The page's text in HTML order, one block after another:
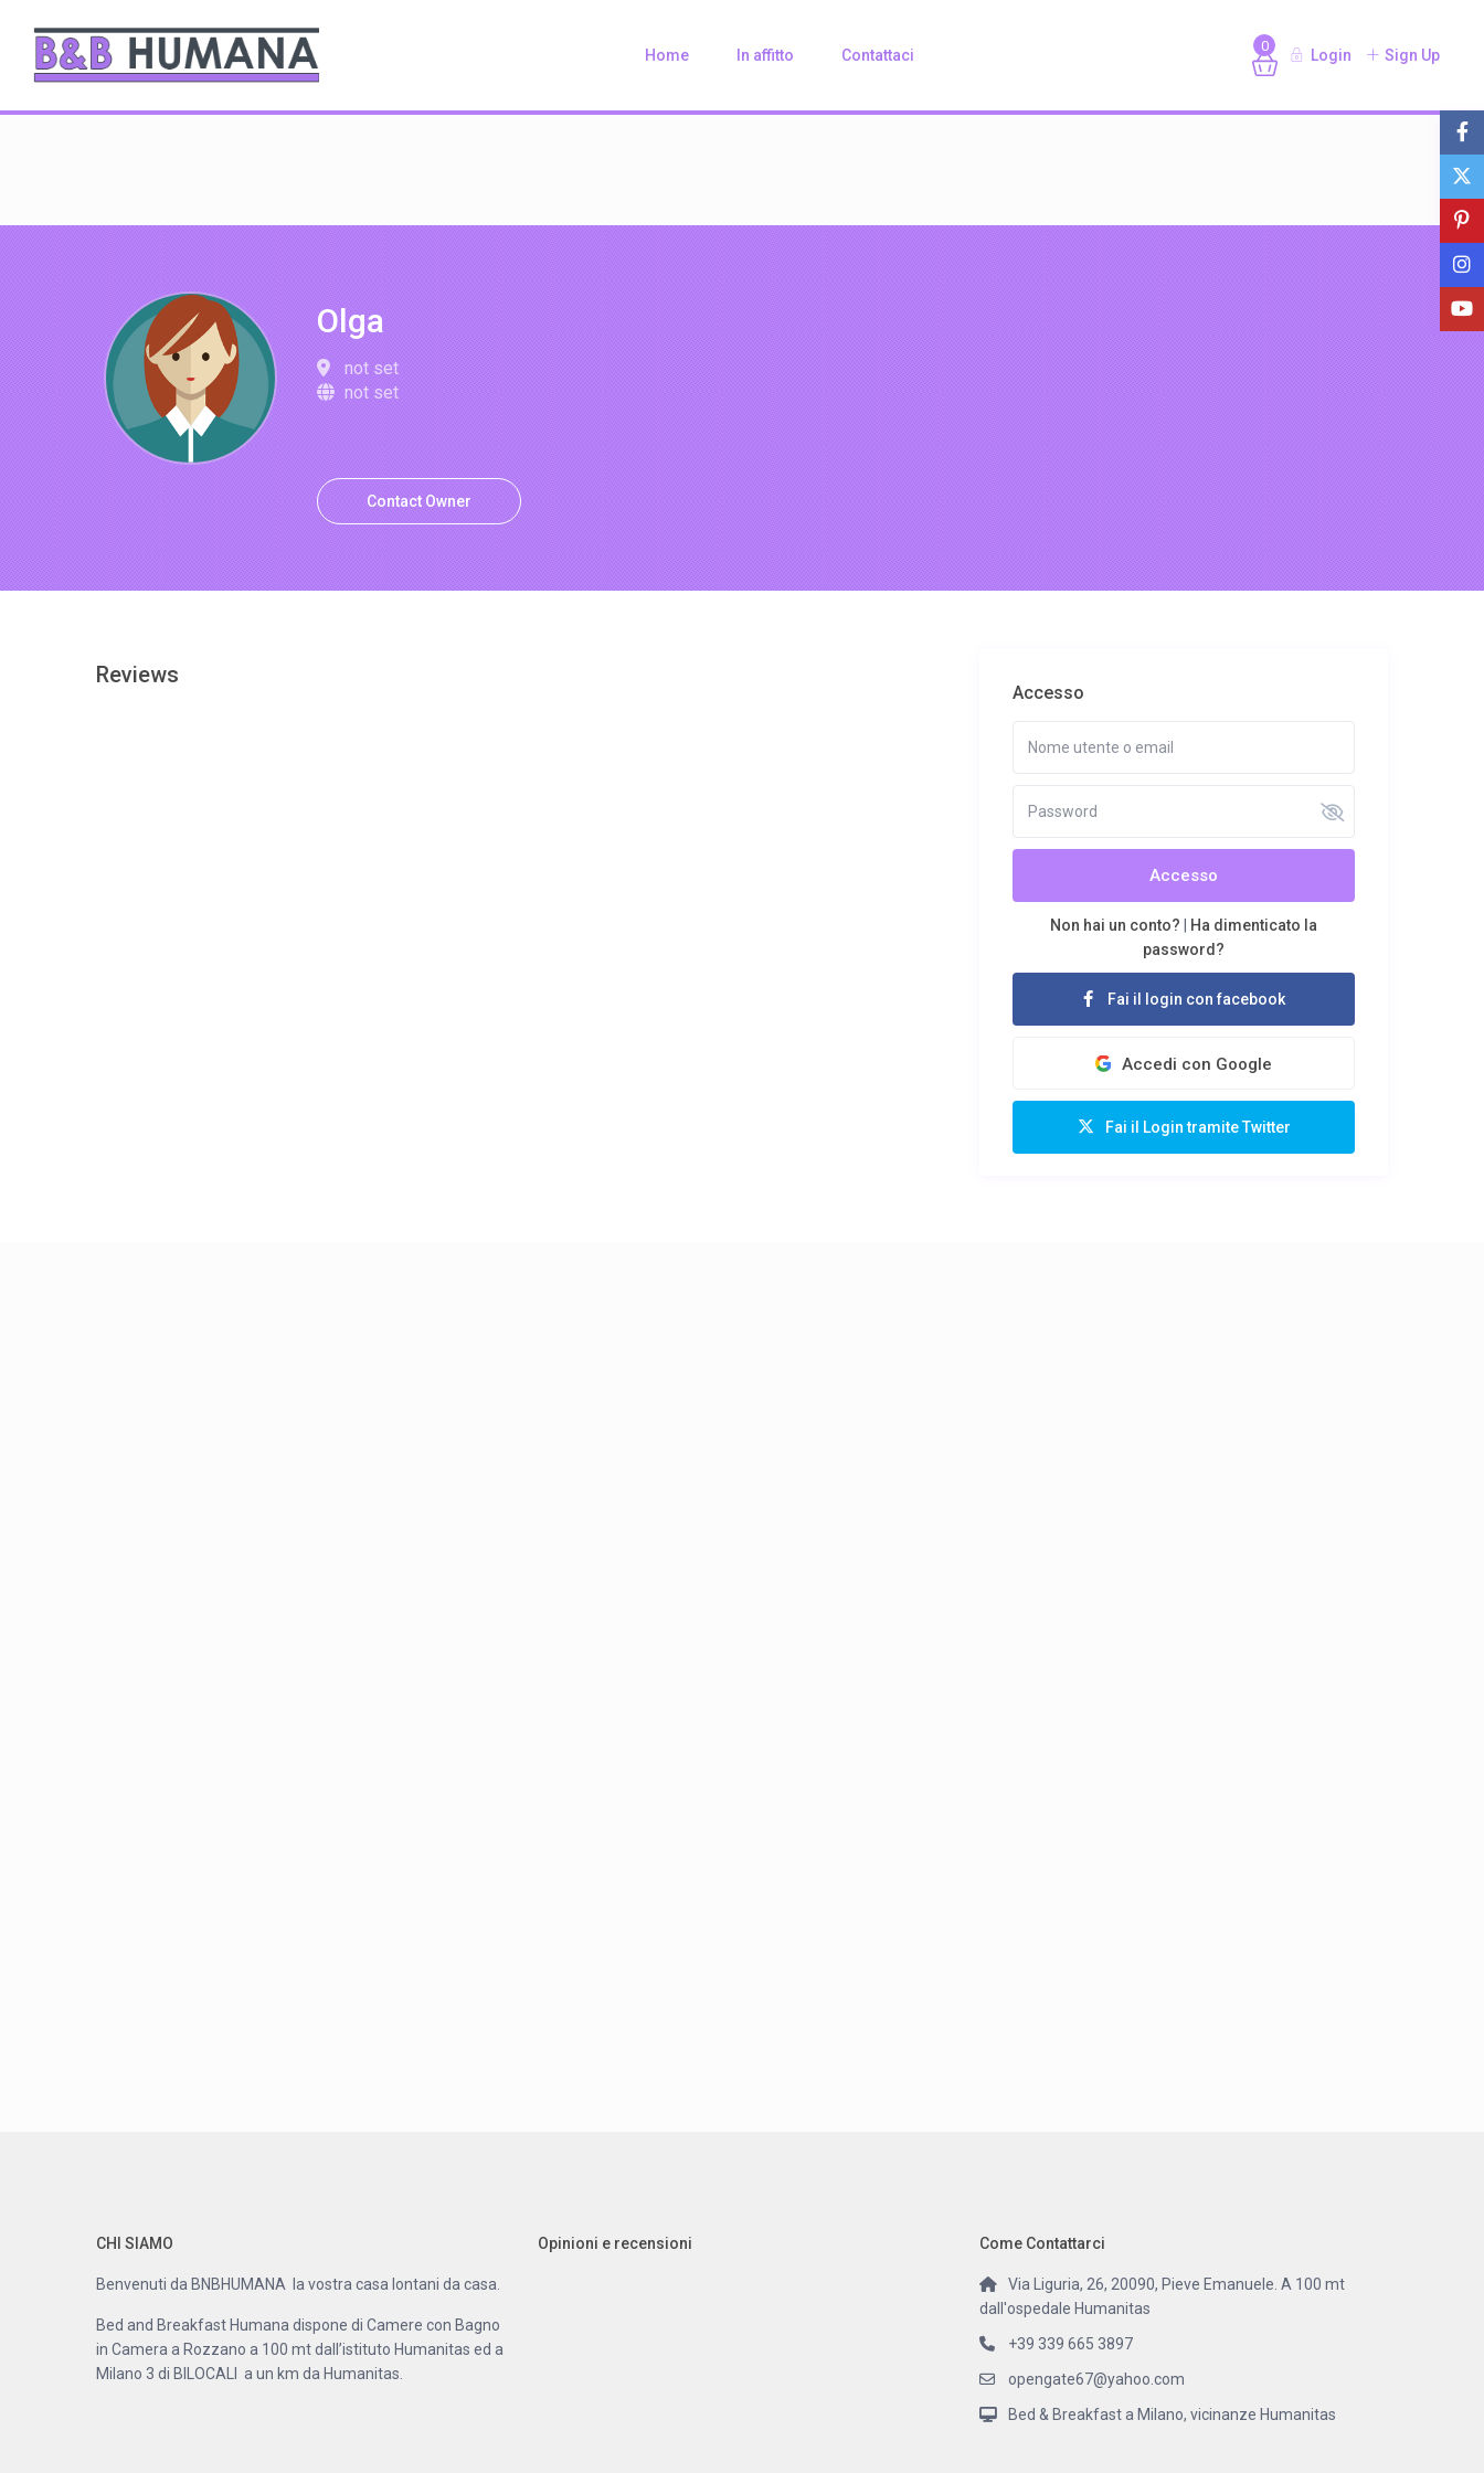
Home In affitto Contattaci
0
Login Sign Up
Olga
not set
not set
Contact Owner
Reviews
Accesso
Accesso
Non hai un conto?
Ha dimenticato la
password?
Fai il login con facebook
Accedi con Google
Fai il Login tramite Twitter
CHI SIAMO
Benvenuti da BNBHUMANA la vostra casa lontani da casa.
Bed and Breakfast Humana dispone di Camere con Bagno
in Camera a Rozzano a 100 mt dall’istituto Humanitas ed a
Milano 3 di BILOCALI a un km da Humanitas.
Opinioni e recensioni Come Contattarci
Via Liguria, 26, 20090, Pieve Emanuele. A 100 mt
dall'ospedale Humanitas
+39 339 665 3897
opengate67@yahoo.com
Bed & Breakfast a Milano, vicinanze Humanitas